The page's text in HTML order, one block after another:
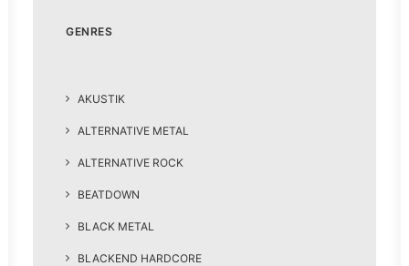
GENRES
AKUSTIK
ALTERNATIVE METAL
ALTERNATIVE ROCK
BEATDOWN
BLACK METAL
BLACKEND HARDCORE